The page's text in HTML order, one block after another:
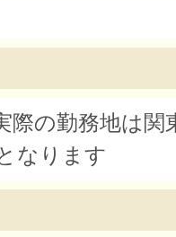
の勤務地は関
なります